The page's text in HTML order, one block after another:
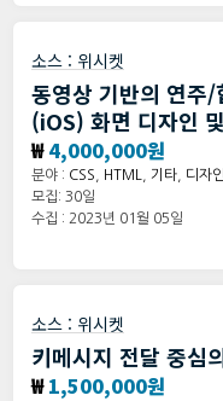
소스 : 위시켓
동영상 기반의 연주
(iOS) 화면 디자인
₩4,000,000원
분야 : CSS HTML 기타 디자인
모집: 30일
수집 : 2023년 01월 05일
소스 : 위시켓
키메시지 전달 중심
₩1,500,000원